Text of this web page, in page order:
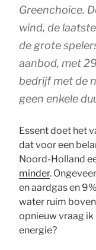
Greenchoice.
wind, de
de grote
aanbod, met
bedrijf met de
geen enkele
Essent doet het
dat voor een
Noord-Holland
minder.
en aardgas en
water ruim
opnieuw vraag ik
energie?